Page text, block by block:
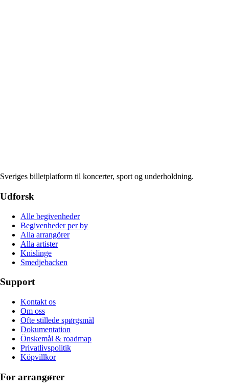
Sveriges billetplatform til koncerter, sport og underholdning.
Udforsk
Alle begivenheder
Begivenheder per by
Alla arrangörer
Alla artister
Knislinge
Smedjebacken
Support
Kontakt os
Om oss
Ofte stillede spørgsmål
Dokumentation
Önskemål & roadmap
Privatlivspolitik
Köpvillkor
For arrangører